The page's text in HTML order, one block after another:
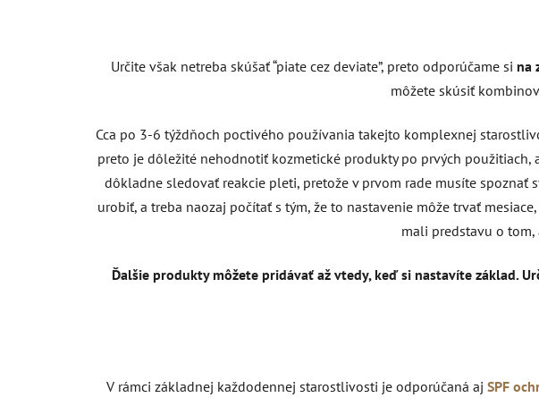
Určite však netreba skúšať “piate cez deviate”, preto odporúčame si na
môžete skúsiť
Cca po 3-6 týždňoch poctivého používania takejto komplexnej
preto je dôležité nehodnotiť kozmetické produkty po prvých
dôkladne sledovať reakcie pleti, pretože v prvom rade musíte
urobiť, a treba naozaj počítať s tým, že to nastavenie môže trvať
mali predstavu o
Ďalšie produkty môžete pridávať až vtedy, keď si nastavíte základ.
V rámci základnej každodennej starostlivosti je odporúčaná aj SPF